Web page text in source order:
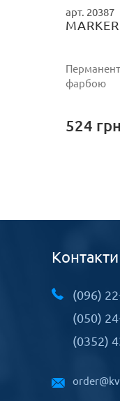
арт. 20387
фарбою
524 грн
Контакти
(096)
(050)
(0352)